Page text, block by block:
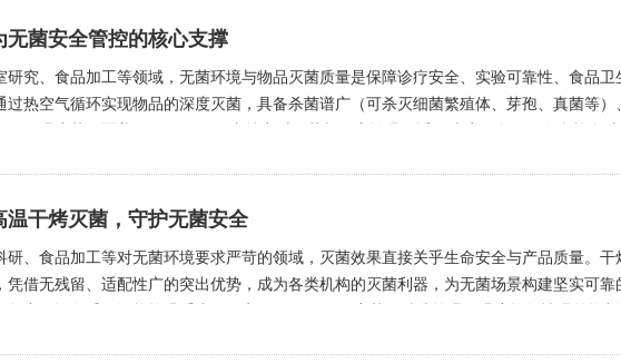
无菌安全管控的核心支撑
研究、食品加工等领域，无菌环境与物品灭菌质量是保障诊疗安全、实验可靠性、食品
过热空气循环实现物品的深度灭菌，具备杀菌谱广（可杀灭细菌繁殖体、芽孢、真菌等
，温度范围覆盖100℃-250℃，支持定时灭菌与程序控温，适配玻璃、金属、陶瓷等多种
温干烤灭菌，守护无菌安全
研、食品加工等对无菌环境要求严苛的领域，灭菌效果直接关乎生命安全与产品质量。
凭借无残留、适配性广的突出优势，成为各类机构的灭菌利器，为无菌场景构建坚实可
争力。设备采用智能控温系统，可实现100℃-300℃宽范围精准控温，温度均匀性误差控